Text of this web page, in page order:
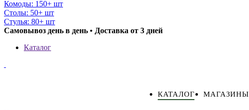
Комоды: 150+ шт
Столы: 50+ шт
Стулья: 80+ шт
Самовывоз день в день • Доставка от 3 дней
Каталог
КАТАЛОГ МАГАЗИНЫ